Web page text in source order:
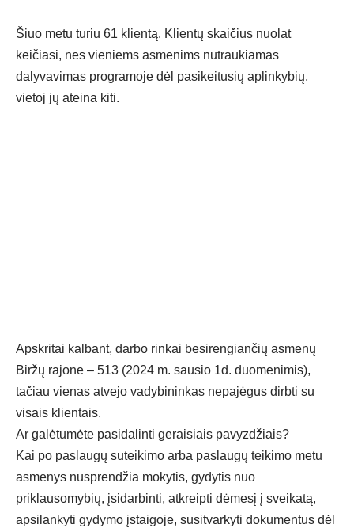
Šiuo metu turiu 61 klientą. Klientų skaičius nuolat
keičiasi, nes vieniems asmenims nutraukiamas
dalyvavimas programoje dėl pasikeitusių aplinkybių,
vietoj jų ateina kiti.
Apskritai kalbant, darbo rinkai besirengiančių asmenų
Biržų rajone – 513 (2024 m. sausio 1d. duomenimis),
tačiau vienas atvejo vadybininkas nepajėgus dirbti su
visais klientais.
Ar galėtumėte pasidalinti geraisiais pavyzdžiais?
Kai po paslaugų suteikimo arba paslaugų teikimo metu
asmenys nusprendžia mokytis, gydytis nuo
priklausomybių, įsidarbinti, atkreipti dėmesį į sveikatą,
apsilankyti gydymo įstaigoje, susitvarkyti dokumentus dėl